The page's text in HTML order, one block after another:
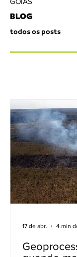
BLOG
todos os posts
17 de abr. 4 min